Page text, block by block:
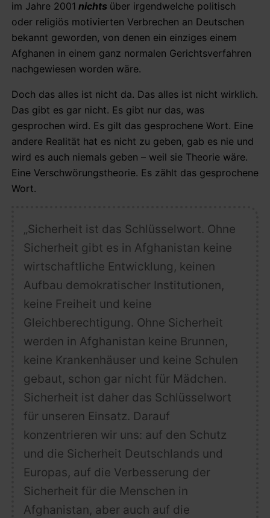
im Jahre 2001 nichts über irgendwelche politisch
oder religiös motivierten Verbrechen an Deutschen
bekannt geworden, von denen ein einziges einem
Afghanen in einem ganz normalen Gerichtsverfahren
nachgewiesen worden wäre.
Doch das alles ist nicht da. Das alles ist nicht wirklich.
Das gibt es gar nicht. Es gibt nur das, was
gesprochen wird. Es gilt das gesprochene Wort. Eine
andere Realität hat es nicht zu geben, gab es nie und
wird es auch niemals geben – weil sie Theorie wäre.
Eine Verschwörungstheorie. Es zählt das gesprochene
Wort.
„Sicherheit ist das Schlüsselwort. Ohne
Sicherheit gibt es in Afghanistan keine
wirtschaftliche Entwicklung, keinen
Aufbau demokratischer Institutionen,
keine Freiheit und keine
Gleichberechtigung. Ohne Sicherheit
werden in Afghanistan keine Brunnen,
keine Krankenhäuser und keine Schulen
gebaut, schon gar nicht für Mädchen.
Sicherheit ist daher das Schlüsselwort
für unseren Einsatz. Darauf
konzentrieren wir uns: auf den Schutz
und die Sicherheit Deutschlands und
Europas, auf die Verbesserung der
Sicherheit für die Menschen in
Afghanistan, aber auch auf die